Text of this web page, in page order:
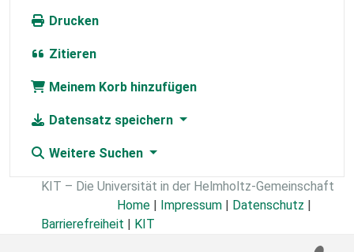
Drucken
Zitieren
Meinem Korb hinzufügen
Datensatz speichern
Weitere Suchen
KIT – Die Universität in der Helmholtz-Gemeinschaft
Home
Impressum Datenschutz
Barrierefreiheit
KIT